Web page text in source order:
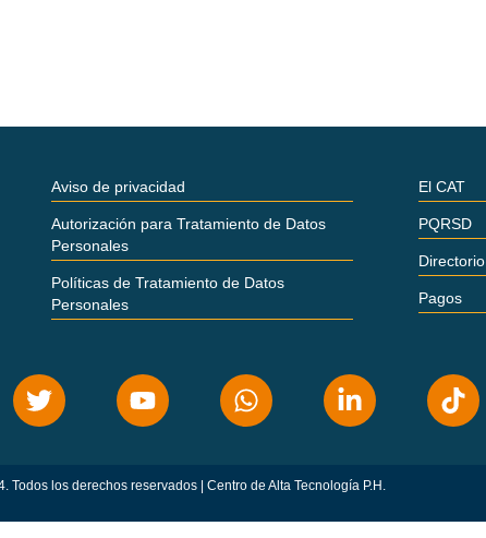
Aviso de privacidad
Autorización para Tratamiento de Datos
Personales
Políticas de Tratamiento de Datos
Personales
El CAT
PQRSD
Directorio
Pagos
Todos los derechos reservados | Centro de Alta Tecnología P.H.